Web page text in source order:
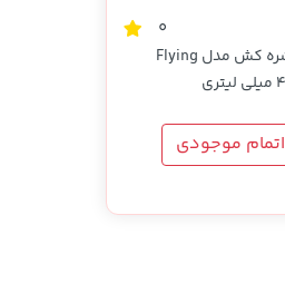
0
اسپری حشره کش مدل Flying
اتمام موجودی